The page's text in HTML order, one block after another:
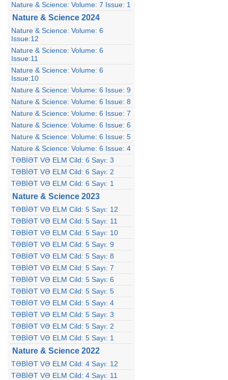
Nature & Science: Volume: 7 Issue: 1
Nature & Science 2024
Nature & Science: Volume: 6
Issue:12
Nature & Science: Volume: 6
Issue:11
Nature & Science: Volume: 6
Issue:10
Nature & Science: Volume: 6 Issue: 9
Nature & Science: Volume: 6 Issue: 8
Nature & Science: Volume: 6 Issue: 7
Nature & Science: Volume: 6 Issue: 6
Nature & Science: Volume: 6 Issue: 5
Nature & Science: Volume: 6 Issue: 4
TƏBİƏT VƏ ELM Cild: 6 Sayı: 3
TƏBİƏT VƏ ELM Cild: 6 Sayı: 2
TƏBİƏT VƏ ELM Cild: 6 Sayı: 1
Nature & Science 2023
TƏBİƏT VƏ ELM Cild: 5 Sayı: 12
TƏBİƏT VƏ ELM Cild: 5 Sayı: 11
TƏBİƏT VƏ ELM Cild: 5 Sayı: 10
TƏBİƏT VƏ ELM Cild: 5 Sayı: 9
TƏBİƏT VƏ ELM Cild: 5 Sayı: 8
TƏBİƏT VƏ ELM Cild: 5 Sayı: 7
TƏBİƏT VƏ ELM Cild: 5 Sayı: 6
TƏBİƏT VƏ ELM Cild: 5 Sayı: 5
TƏBİƏT VƏ ELM Cild: 5 Sayı: 4
TƏBİƏT VƏ ELM Cild: 5 Sayı: 3
TƏBİƏT VƏ ELM Cild: 5 Sayı: 2
TƏBİƏT VƏ ELM Cild: 5 Sayı: 1
Nature & Science 2022
TƏBİƏT VƏ ELM Cild: 4 Sayı: 12
TƏBİƏT VƏ ELM Cild: 4 Sayı: 11